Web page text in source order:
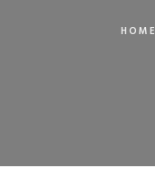
HOME